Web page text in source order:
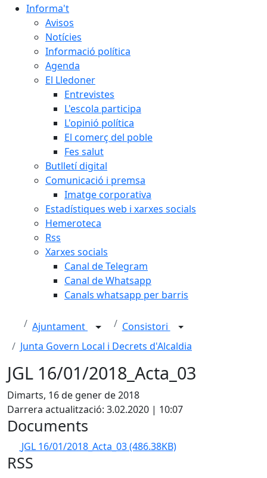
Informa't
Avisos
Notícies
Informació política
Agenda
El Lledoner
Entrevistes
L'escola participa
L'opinió política
El comerç del poble
Fes salut
Butlletí digital
Comunicació i premsa
Imatge corporativa
Estadístiques web i xarxes socials
Hemeroteca
Rss
Xarxes socials
Canal de Telegram
Canal de Whatsapp
Canals whatsapp per barris
Ajuntament
Consistori
Junta Govern Local i Decrets d'Alcaldia
JGL 16/01/2018_Acta_03
Dimarts, 16 de gener de 2018
Darrera actualització: 3.02.2020 | 10:07
Documents
JGL 16/01/2018_Acta_03(486.38KB)
RSS